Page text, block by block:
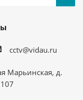
cctv@vidau.ru
Марьинская, д.